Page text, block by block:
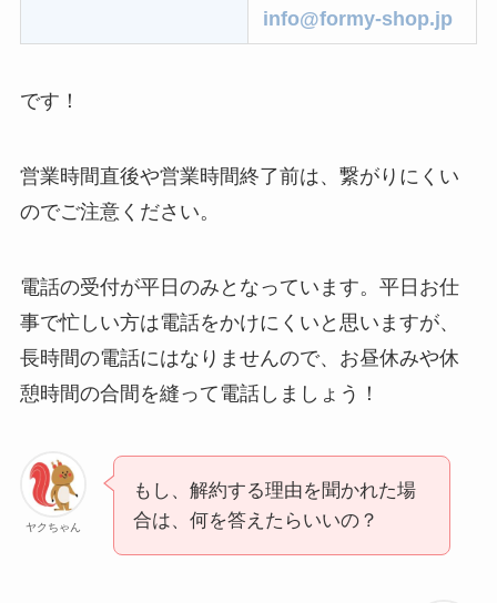
info@formy-shop.jp
です！
営業時間直後や営業時間終了前は、繋がりにくい
のでご注意ください。
電話の受付が平日のみとなっています。平日お仕
事で忙しい方は電話をかけにくいと思いますが、
長時間の電話にはなりませんので、お昼休みや休
憩時間の合間を縫って電話しましょう！
ヤクちゃん
もし、解約する理由を聞かれた場
合は、何を答えたらいいの？